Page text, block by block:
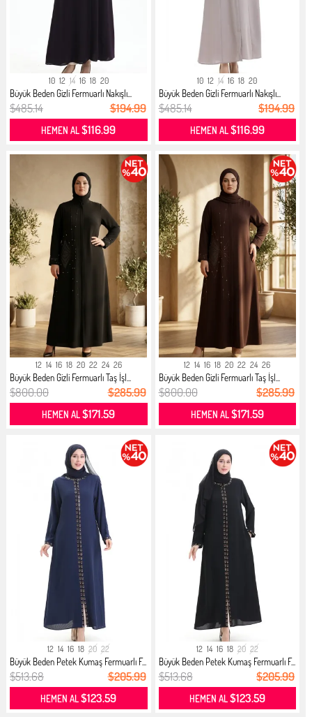
10 12 14 16 18 20
Büyük Beden Gizli Fermuarlı Nakışlı...
$485.14 $194.99
HEMEN AL$116.99
10 12 14 16 18 20
Büyük Beden Gizli Fermuarlı Nakışlı...
$485.14 $194.99
HEMEN AL$116.99
12 14 16 18 20 22 24 26
Büyük Beden Gizli Fermuarlı Taş İşl...
$800.00 $285.99
HEMEN AL$171.59
12 14 16 18 20 22 24 26
Büyük Beden Gizli Fermuarlı Taş İşl...
$800.00 $285.99
HEMEN AL$171.59
12 14 16 18 20 22
Büyük Beden Petek Kumaş Fermuarlı F...
$513.68 $205.99
HEMEN AL$123.59
12 14 16 18 20 22
Büyük Beden Petek Kumaş Fermuarlı F...
$513.68 $205.99
HEMEN AL$123.59